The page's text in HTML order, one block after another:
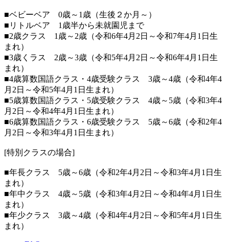
■ベビーベア 0歳～1歳（生後２か月～）
■リトルベア 1歳半から未就園児まで
■2歳クラス 1歳～2歳（令和6年4月2日～令和7年4月1日生
まれ）
■3歳くラス 2歳～3歳（令和5年4月2日～令和6年4月1日生
まれ）
■4歳算数国語クラス・4歳受験クラス 3歳～4歳（令和4年4
月2日～令和5年4月1日生まれ）
■5歳算数国語クラス・5歳受験クラス 4歳～5歳（令和3年4
月2日～令和4年4月1日生まれ）
■6歳算数国語クラス・6歳受験クラス 5歳～6歳（令和2年4
月2日～令和3年4月1日生まれ）
[特別クラスの場合]
■年長クラス 5歳～6歳（令和2年4月2日～令和3年4月1日生
まれ）
■年中クラス 4歳～5歳（令和3年4月2日～令和4年4月1日生
まれ）
■年少クラス 3歳～4歳（令和4年4月2日～令和5年4月1日生
まれ）